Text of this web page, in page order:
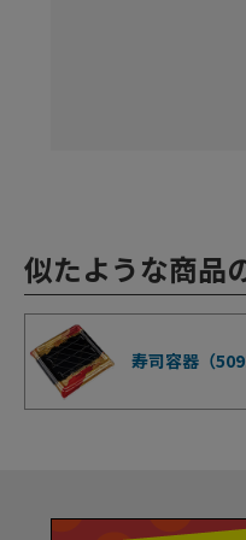
似たような商品
寿司容器（